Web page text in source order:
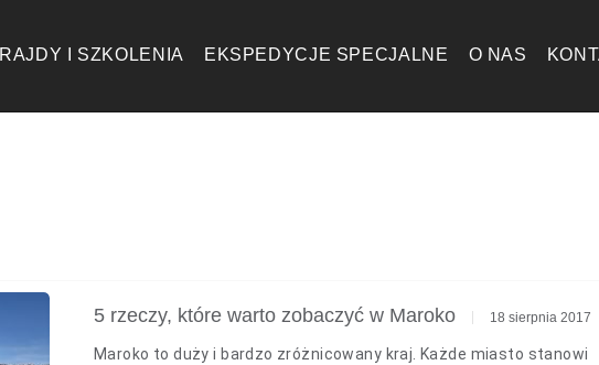
RAJDY I SZKOLENIA EKSPEDYCJE SPECJALNE O NAS
5 rzeczy, które warto zobaczyć w Maroko 18 sierpnia 2017
Maroko to duży i bardzo zróżnicowany kraj. Każde miasto stanowi